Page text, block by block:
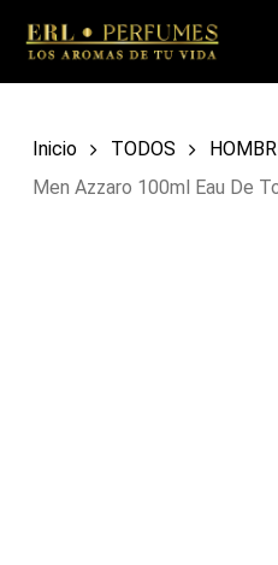
main
Inicio TODOS
Men Azzaro 100ml Eau De